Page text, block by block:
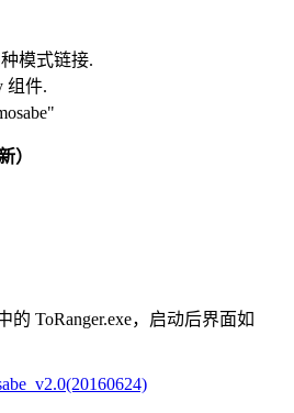
模式链接.
组件.
）
ToRanger.exe，启动后界面如